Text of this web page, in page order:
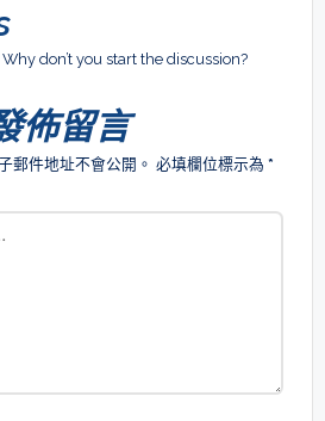
don’t you start the discussion?
佈留言
郵件地址不會公開。 必填欄位標示為 *